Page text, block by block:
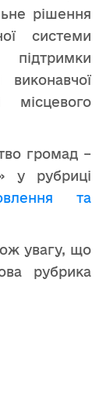
рішення
системи
виконавчої
громад –
у рубриці
та
увагу, що
рубрика